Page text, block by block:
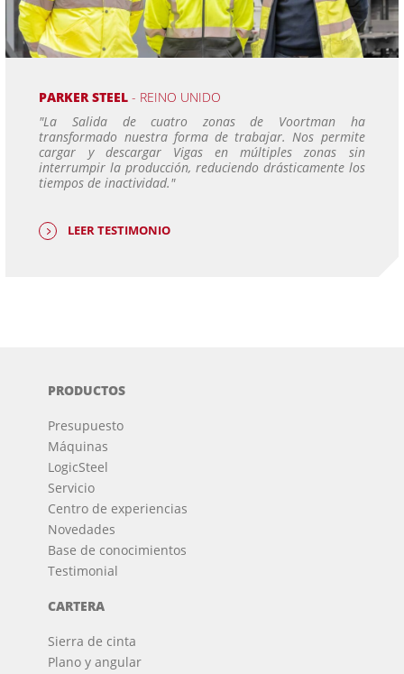
PARKER STEEL- REINO UNIDO
"La Salida de cuatro zonas de Voortman ha
transformado nuestra forma de trabajar. Nos permite
cargar y descargar Vigas en múltiples zonas sin
interrumpir la producción, reduciendo drásticamente los
tiempos de inactividad."
LEER TESTIMONIO
PRODUCTOS
Presupuesto
Máquinas
LogicSteel
Servicio
Centro de experiencias
Novedades
Base de conocimientos
Testimonial
CARTERA
Sierra de cinta
Plano y angular